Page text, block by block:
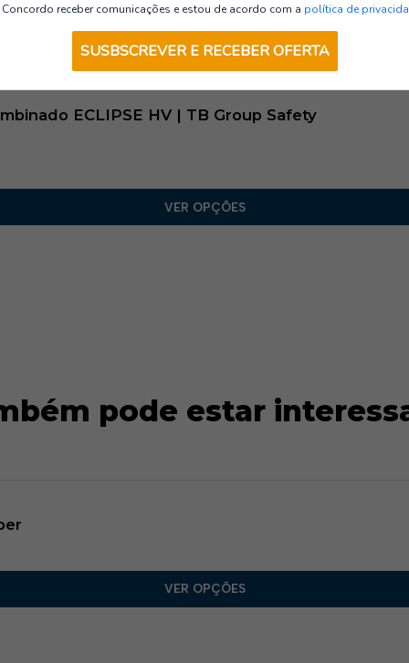
ECLIPSE HV | TB Group Safety
VER OPÇÕES
pode estar
VER OPÇÕES
Concordo receber comunicações e estou de acordo com a política de
SUSBSCREVER E RECEBER OFERTA